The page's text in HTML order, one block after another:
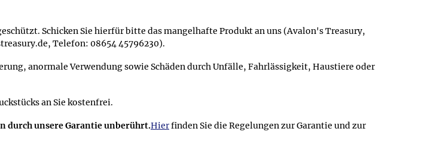
Schicken Sie hierfür bitte das mangelhafte Produkt an uns (Avalon's Treasury,
Telefon: 08654 45796230).
anormale Verwendung sowie Schäden durch Unfälle, Fahrlässigkeit, Haustiere oder
an Sie kostenfrei.
durch unsere Garantie unberührt.Hierfinden Sie die Regelungen zur Garantie und zur